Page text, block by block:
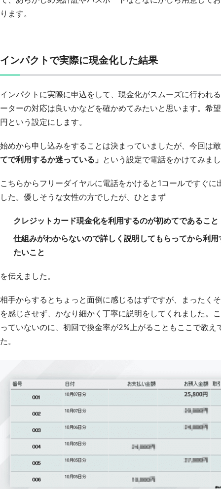
ります。
インパクトで実際に現金化した結果
インパクトに実際に申込をして、現金化がスムーズに行われ
ーターの対応は良いかなどを確かめてみたいと思います。希
円という設定にします。
始めから申し込みをすることは決まっていましたが、今回は
てで利用するか迷っている」 という設定で電話をかけてみま
こちらからフリーダイヤルに電話をかけると1コールですぐに
した。優しそうな女性の方でしたが、ひとまず
クレジットカード現金化を利用するのが初めてであること
仕組みがわからないので詳しく説明してもらってから利用
たいこと
を伝えました。
相手からするとちょっと面倒に感じるはずですが、まったく
を感じさせず、かなり細かく丁寧に説明をしてくれました。
っていないのに、初回で換金率が2%上がることもここで教え
た。